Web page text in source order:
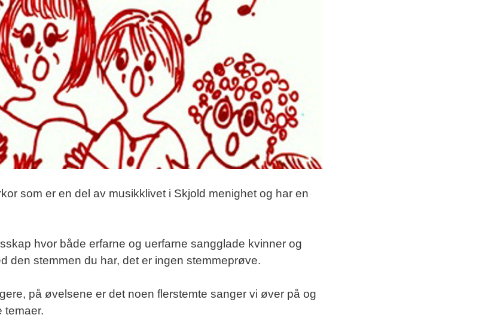
som er en del av musikklivet i Skjold menighet og har en
hvor både erfarne og uerfarne sangglade kvinner og
den stemmen du har, det er ingen stemmeprøve.
på øvelsene er det noen flerstemte sanger vi øver på og
temaer.